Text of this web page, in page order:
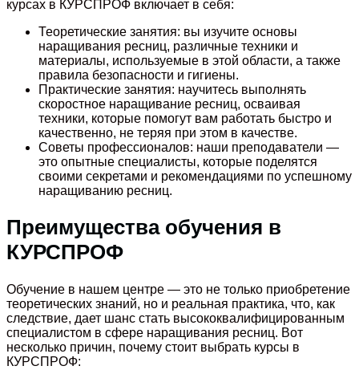
курсах в КУРСПРОФ включает в себя:
Теоретические занятия: вы изучите основы
наращивания ресниц, различные техники и
материалы, используемые в этой области, а также
правила безопасности и гигиены.
Практические занятия: научитесь выполнять
скоростное наращивание ресниц, осваивая
техники, которые помогут вам работать быстро и
качественно, не теряя при этом в качестве.
Советы профессионалов: наши преподаватели —
это опытные специалисты, которые поделятся
своими секретами и рекомендациями по успешному
наращиванию ресниц.
Преимущества обучения в
КУРСПРОФ
Обучение в нашем центре — это не только приобретение
теоретических знаний, но и реальная практика, что, как
следствие, дает шанс стать высококвалифицированным
специалистом в сфере наращивания ресниц. Вот
несколько причин, почему стоит выбрать курсы в
КУРСПРОФ: